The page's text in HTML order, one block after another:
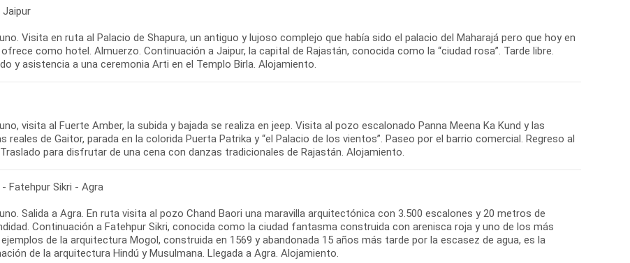
Jaipur
Visita en ruta al Palacio de Shapura, un antiguo y lujoso complejo que había sido el palacio del Maharajá pero que hoy en
como hotel. Almuerzo. Continuación a Jaipur, la capital de Rajastán, conocida como la “ciudad rosa”. Tarde libre.
y asistencia a una ceremonia Arti en el Templo Birla. Alojamiento.
visita al Fuerte Amber, la subida y bajada se realiza en jeep. Visita al pozo escalonado Panna Meena Ka Kund y las
reales de Gaitor, parada en la colorida Puerta Patrika y “el Palacio de los vientos”. Paseo por el barrio comercial. Regreso al
para disfrutar de una cena con danzas tradicionales de Rajastán. Alojamiento.
Fatehpur Sikri - Agra
Salida a Agra. En ruta visita al pozo Chand Baori una maravilla arquitectónica con 3.500 escalones y 20 metros de
Continuación a Fatehpur Sikri, conocida como la ciudad fantasma construida con arenisca roja y uno de los más
ejemplos de la arquitectura Mogol, construida en 1569 y abandonada 15 años más tarde por la escasez de agua, es la
de la arquitectura Hindú y Musulmana. Llegada a Agra. Alojamiento.